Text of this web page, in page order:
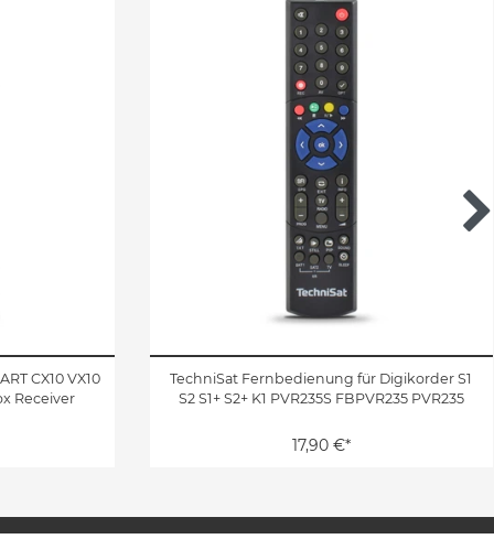
CX10 VX10
Receiver
TechniSat Fernbedienung für Digikorder S1
S2 S1+ S2+ K1 PVR235S FBPVR235 PVR235
17,90 €*